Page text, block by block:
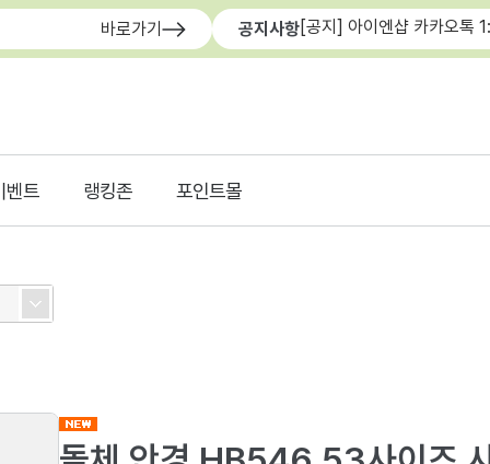
바로가기 공지사항[공지] 아이엔샵 카카오톡
벤트 랭킹존 포인트몰